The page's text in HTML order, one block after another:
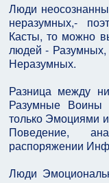
Люди
неразумных,-
Касты, то можно
людей -
Неразумных.
Разница между
Разумные
только Эмоциями
Поведение,
распоряжении
Люди